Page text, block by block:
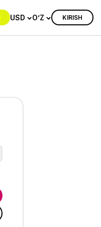
USD O’Z KIRISH